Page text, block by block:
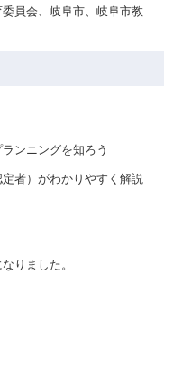
員会、岐阜市、岐阜市教
ンニングを知ろう
者）がわかりやすく解説
りました。